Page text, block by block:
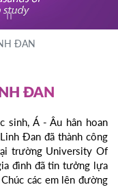
ĐAN
ĐAN
sinh, Á - Âu hân hoan
Đan đã thành công
trường University Of
đình đã tin tưởng lựa
các em lên đường